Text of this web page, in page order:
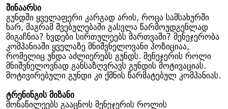
შინაარსი
გუნდში ყველაფერი კარგად არის, როცა სამსახურში
ხარ, მაგრამ შვებულებაში გასვლა წარმოუდგენლად
მიგაჩნია? ხვდები სირთულეებს მართვაში? მენეჯერობა
კომპანიაში ყველაზე მნიშვნელოვანი პოზიციაა,
რომელიც უნდა აძლიერებს გუნდს. მენეჯერის როლი
მნიშვნელოვნად განსაზღვრავს გუნდის მოტივაციას.
მოტივირებული გუნდი კი ქმნის წარმატებულ კომპანიას.
ტრენინგის მიზანი
მონაწილეებს გააცნოს მენეჯერის როლის